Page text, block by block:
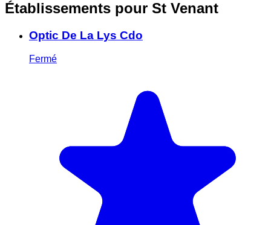
Établissements pour St Venant
Optic De La Lys Cdo
Fermé